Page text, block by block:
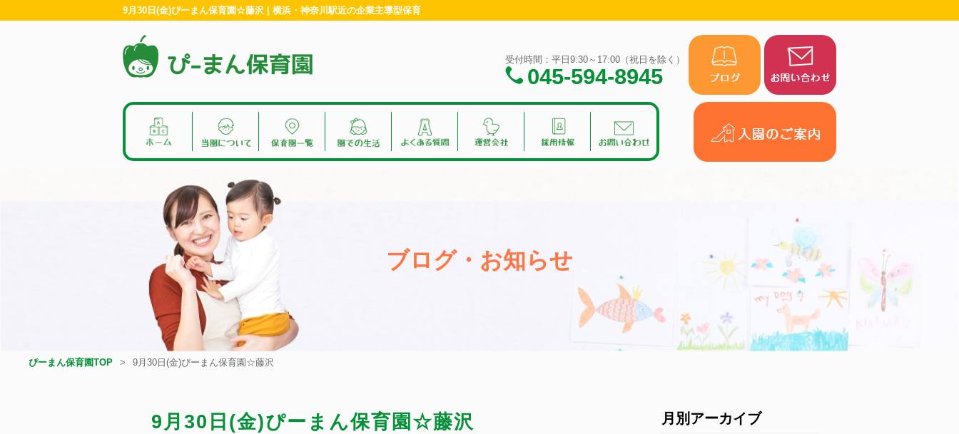
9月30日(金)ぴーまん保育園☆藤沢 | 横浜・神奈川駅近の企業主導型保育
受付時間：平日9:30～17:00（祝日を除く）
045-594-8945
ブログ・お知らせ
ぴーまん保育園TOP 9月30日(金)ぴーまん保育園☆藤沢
9月30日(金)ぴーまん保育園☆藤沢 月別アーカイブ